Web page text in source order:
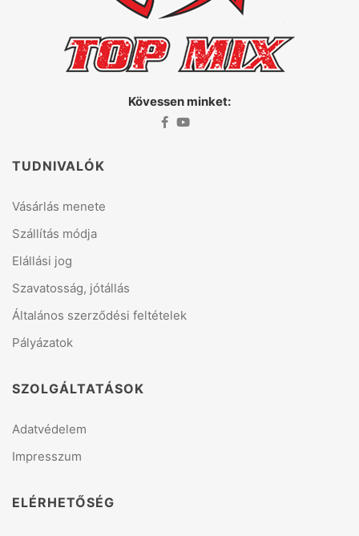
Kövessen minket:
TUDNIVALÓK
Vásárlás menete
Szállítás módja
Elállási jog
Szavatosság, jótállás
Általános szerződési feltételek
Pályázatok
SZOLGÁLTATÁSOK
Adatvédelem
Impresszum
ELÉRHETŐSÉG